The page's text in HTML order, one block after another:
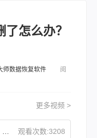
怎么办？
师数据恢复软件 阅
更多视频 >
观看次数:3208